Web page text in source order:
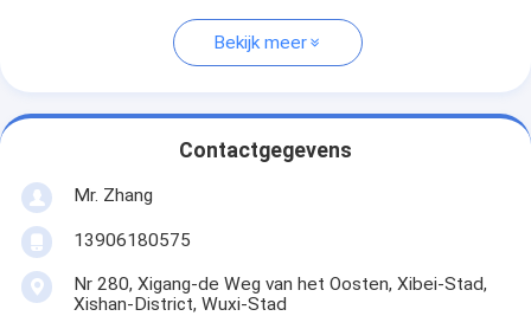
Bekijk meer
Contactgegevens
Mr. Zhang
13906180575
Nr 280, Xigang-de Weg van het Oosten, Xibei-Stad,
Xishan-District, Wuxi-Stad